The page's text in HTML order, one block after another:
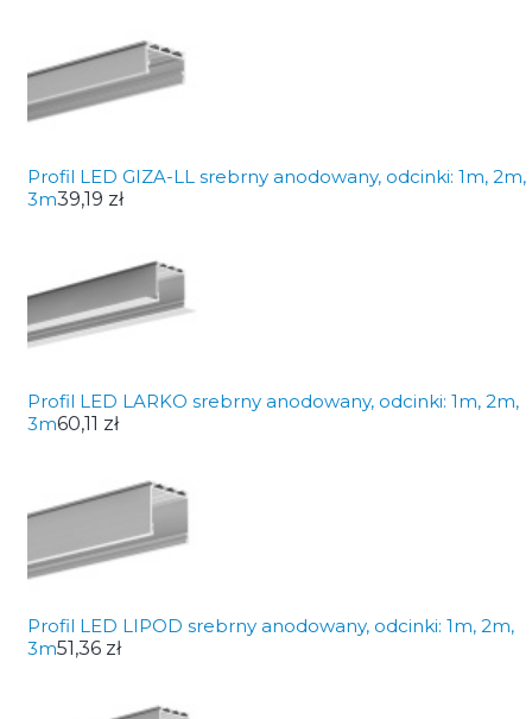
Profil LED GIZA-LL srebrny anodowany, odcinki: 1m, 2m,
3m39,19 zł
Profil LED LARKO srebrny anodowany, odcinki: 1m, 2m,
3m60,11 zł
Profil LED LIPOD srebrny anodowany, odcinki: 1m, 2m,
3m51,36 zł